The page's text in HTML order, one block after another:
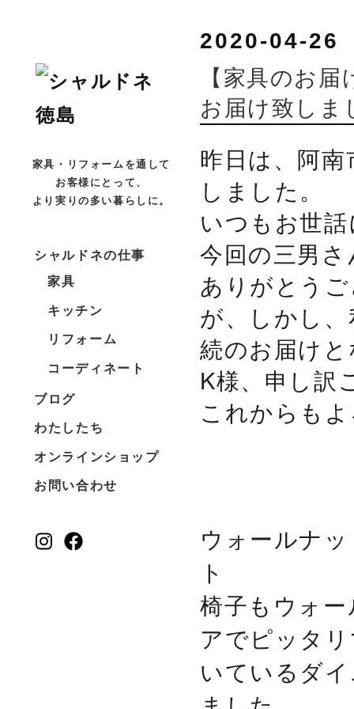
家具・リフォームを通して
お客様にとって、
より実りの多い暮らしに。
シャルドネの仕事
家具
キッチン
リフォーム
コーディネート
ブログ
わたしたち
オンラインショップ
お問い合わせ
2020-04-26
【家具のお
お届け致しま
昨日は、阿
しました。
いつもお世
今回の三男
ありがとう
が、しかし
続のお届け
K様、 申し訳
これからも
ウォールナ
ト
椅子もウォ
アでピッ タ
いているダ